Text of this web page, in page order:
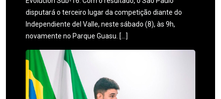
disputará o terceiro lugar da competição diante do
Independiente del Valle, neste sábado (8), às 9h,
novamente no Parque Guasu. […]